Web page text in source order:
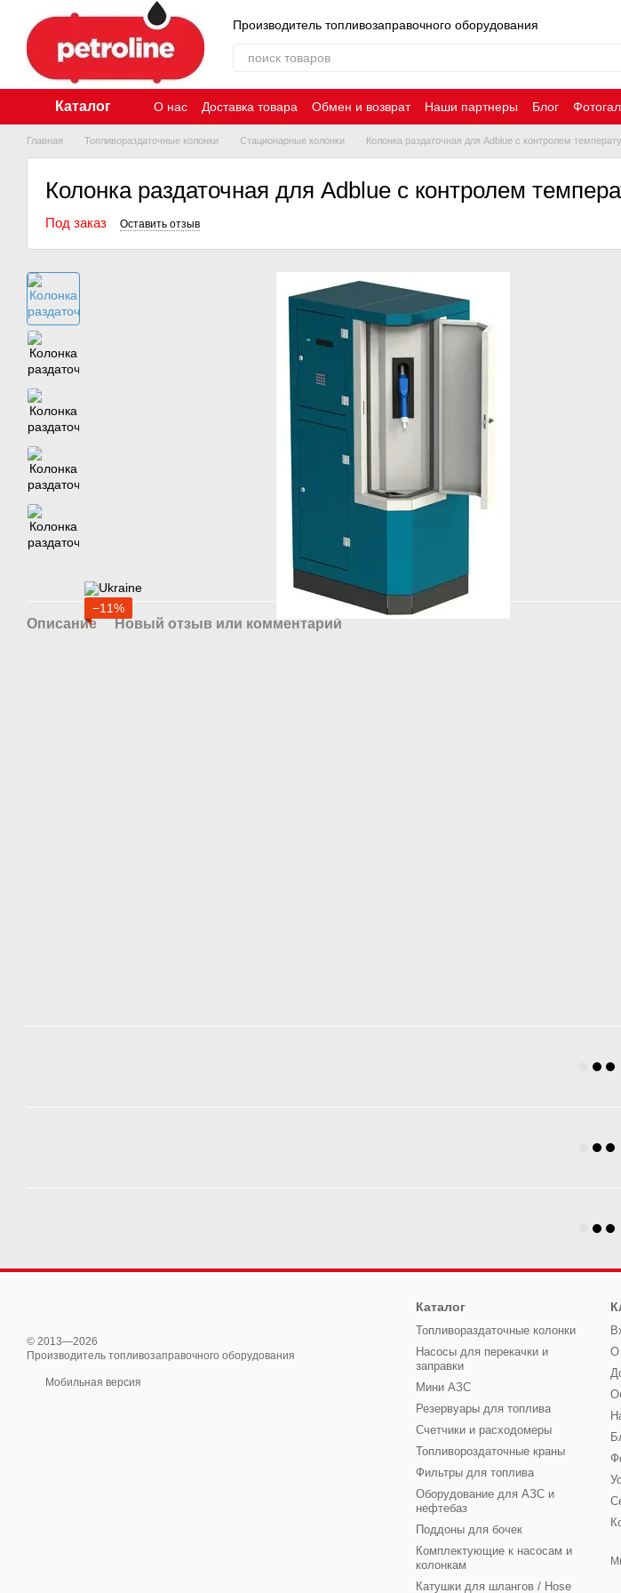
Перейти к основному контенту
Производитель топливозаправочного оборудования
Каталог О нас Доставка товара Обмен и возврат Наши партнеры Блог
Главная Топливораздаточные колонки Стационарные колонки Колонка раздаточная для Adblue с контролем
Колонка раздаточная для Adblue с контролем
Под заказ Оставить отзыв
−11%
Описание Новый отзыв или комментарий
© 2013—2026
Производитель топливозаправочного оборудования
Мобильная версия
Каталог
Топливораздаточные колонки
Насосы для перекачки и
заправки
Мини АЗС
Резервуары для топлива
Счетчики и расходомеры
Топливороздаточные краны
Фильтры для топлива
Оборудование для АЗС и
нефтебаз
Поддоны для бочек
Комплектующие к насосам и
колонкам
Катушки для шлангов / Hose
О